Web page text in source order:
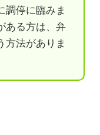
調停に臨みま
ある方は、弁
方法がありま